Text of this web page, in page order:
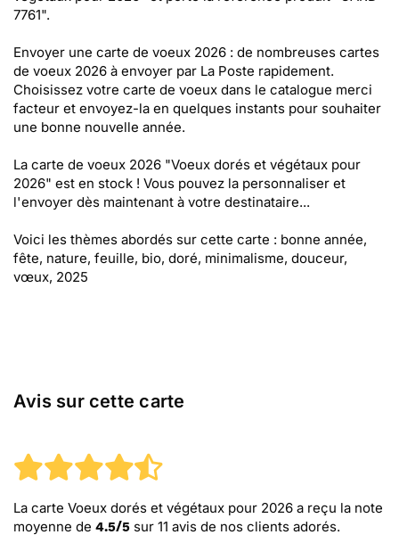
7761".
Envoyer une carte de voeux 2026 : de nombreuses cartes
de voeux 2026 à envoyer par La Poste rapidement.
Choisissez votre carte de voeux dans le catalogue merci
facteur et envoyez-la en quelques instants pour souhaiter
une bonne nouvelle année.
La carte de voeux 2026 "Voeux dorés et végétaux pour
2026" est en stock ! Vous pouvez la personnaliser et
l'envoyer dès maintenant à votre destinataire...
Voici les thèmes abordés sur cette carte : bonne année,
fête, nature, feuille, bio, doré, minimalisme, douceur,
vœux, 2025
Avis sur cette carte
La carte Voeux dorés et végétaux pour 2026 a reçu la note
moyenne de 4.5/5 sur 11 avis de nos clients adorés.